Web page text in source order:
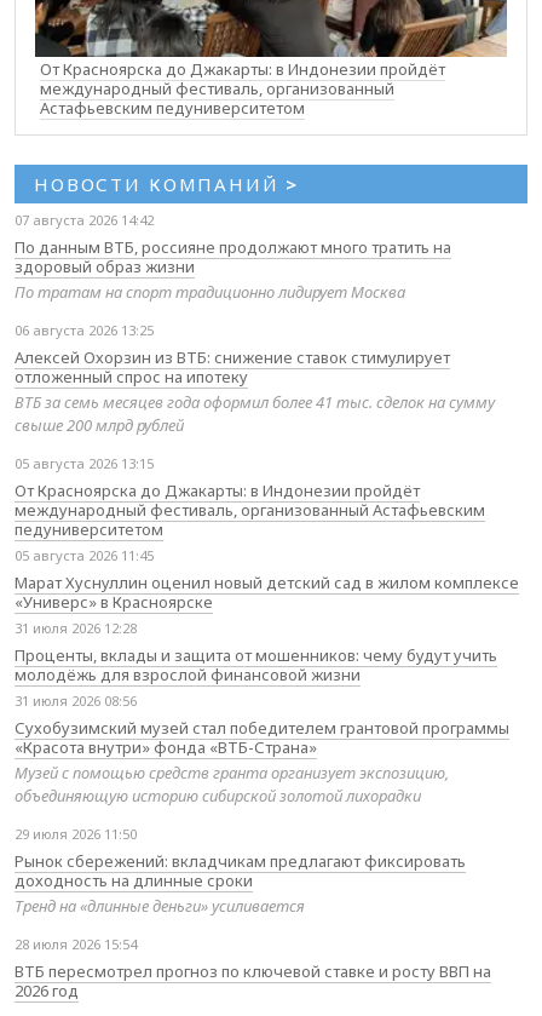
От Красноярска до Джакарты: в Индонезии пройдёт
международный фестиваль, организованный
Астафьевским педуниверситетом
НОВОСТИ КОМПАНИЙ >
07 августа 2026 14:42
По данным ВТБ, россияне продолжают много тратить на
здоровый образ жизни
По тратам на спорт традиционно лидирует Москва
06 августа 2026 13:25
Алексей Охорзин из ВТБ: снижение ставок стимулирует
отложенный спрос на ипотеку
ВТБ за семь месяцев года оформил более 41 тыс. сделок на сумму
свыше 200 млрд рублей
05 августа 2026 13:15
От Красноярска до Джакарты: в Индонезии пройдёт
международный фестиваль, организованный Астафьевским
педуниверситетом
05 августа 2026 11:45
Марат Хуснуллин оценил новый детский сад в жилом комплексе
«Универс» в Красноярске
31 июля 2026 12:28
Проценты, вклады и защита от мошенников: чему будут учить
молодёжь для взрослой финансовой жизни
31 июля 2026 08:56
Сухобузимский музей стал победителем грантовой программы
«Красота внутри» фонда «ВТБ-Страна»
Музей с помощью средств гранта организует экспозицию,
объединяющую историю сибирской золотой лихорадки
29 июля 2026 11:50
Рынок сбережений: вкладчикам предлагают фиксировать
доходность на длинные сроки
Тренд на «длинные деньги» усиливается
28 июля 2026 15:54
ВТБ пересмотрел прогноз по ключевой ставке и росту ВВП на
2026 год